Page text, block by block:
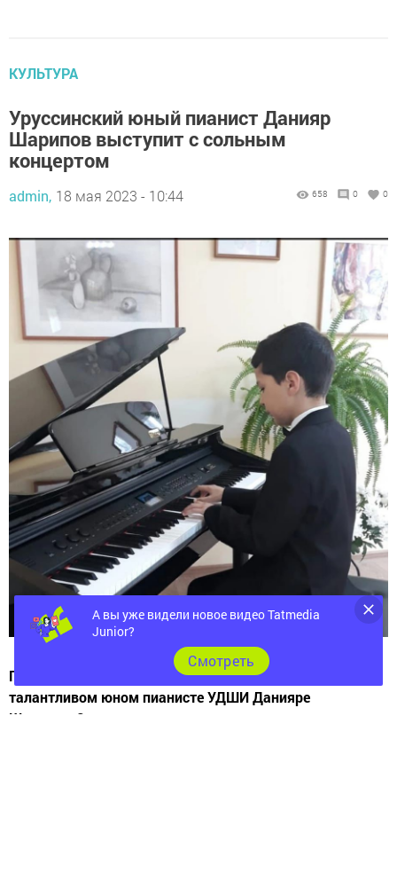
КУЛЬТУРА
Уруссинский юный пианист Данияр
Шарипов выступит с сольным
концертом
admin, 18 мая 2023 - 10:44 658 0 0
Помните мы писали на страницах нашей газеты о
талантливом юном пианисте УДШИ Данияре
Шарипове?
А вы уже видели новое видео Tatmedia
Junior?
Cмотреть